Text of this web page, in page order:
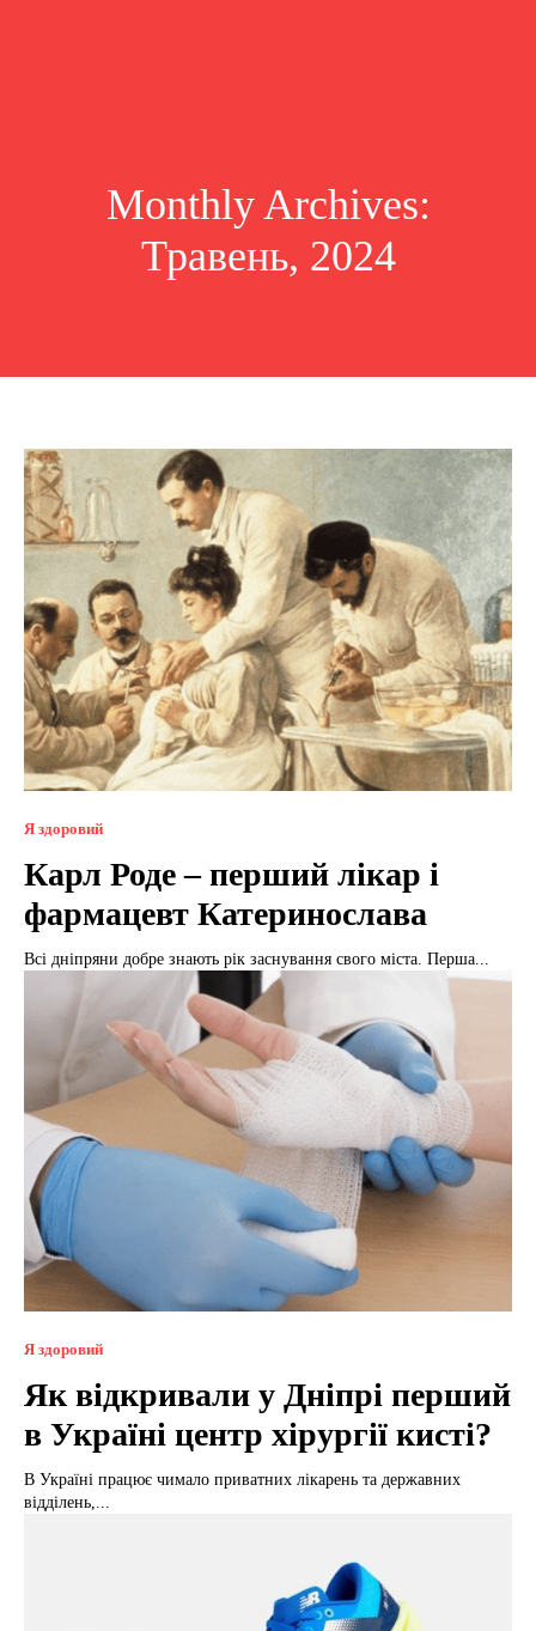
Monthly Archives:
Травень, 2024
Я здоровий
Карл Роде – перший лікар і
фармацевт Катеринослава
Всі дніпряни добре знають рік заснування свого міста. Перша...
Я здоровий
Як відкривали у Дніпрі перший
в Україні центр хірургії кисті?
В Україні працює чимало приватних лікарень та державних
відділень,...